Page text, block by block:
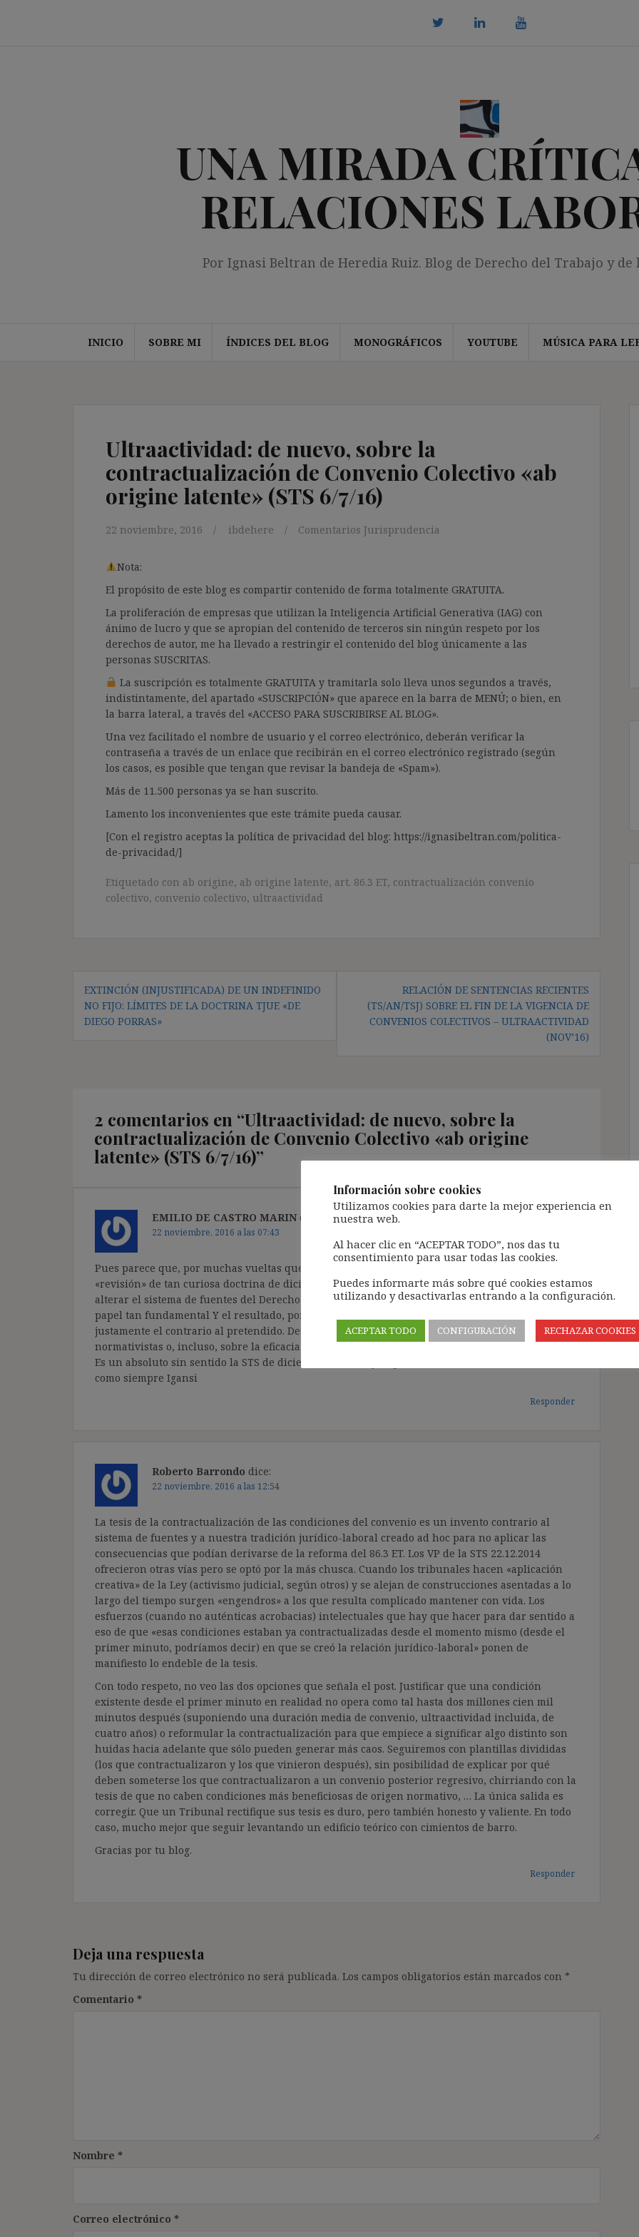
UNA MIRADA
RELACIONES
Por Ignasi Beltran de Heredia Ruiz. Blog de Derecho del Trabajo y de
INICIO SOBRE MI ÍNDICES DEL BLOG MONOGRÁFICOS YOUTUBE MÚSICA PARA
Ultraactividad: de nuevo, sobre la
contractualización de Convenio Colectivo «ab
origine latente» (STS 6/7/16)
22 noviembre, 2016 ibdehere Comentarios Jurisprudencia
Nota:
El propósito de este blog es compartir contenido de forma totalmente GRATUITA.
La proliferación de empresas que utilizan la Inteligencia Artificial Generativa (IAG) con
ánimo de lucro y que se apropian del contenido de terceros sin ningún respeto por los
derechos de autor, me ha llevado a restringir el contenido del blog únicamente a las
personas SUSCRITAS.
La suscripción es totalmente GRATUITA y tramitarla solo lleva unos segundos a través,
indistintamente, del apartado «SUSCRIPCIÓN» que aparece en la barra de MENÚ; o bien, en
la barra lateral, a través del «ACCESO PARA SUSCRIBIRSE AL BLOG».
Una vez facilitado el nombre de usuario y el correo electrónico, deberán verificar la
contraseña a través de un enlace que recibirán en el correo electrónico registrado (según
los casos, es posible que tengan que revisar la bandeja de «Spam»).
Más de 11.500 personas ya se han suscrito.
Lamento los inconvenientes que este trámite pueda causar.
[Con el registro aceptas la política de privacidad del blog: https://ignasibeltran.com/politica-
de-privacidad/]
Etiquetado con ab origine, ab origine latente, art. 86.3 ET, contractualización convenio
colectivo, convenio colectivo, ultraactividad
Navegación
de
entradas
EXTINCIÓN (INJUSTIFICADA) DE UN INDEFINIDO
NO FIJO: LÍMITES DE LA DOCTRINA TJUE «DE
DIEGO PORRAS»
RELACIÓN DE SENTENCIAS RECIENTES
(TS/AN/TSJ) SOBRE EL FIN DE LA VIGENCIA DE
CONVENIOS COLECTIVOS – ULTRAACTIVIDAD
(NOV’16)
2 comentarios en “Ultraactividad: de nuevo, sobre la
contractualización de Convenio Colectivo «ab origine
latente» (STS 6/7/16)”
EMILIO DE CASTRO MARIN dice:
22 noviembre, 2016 a las 07:43
Pues parece que, por muchas vueltas que se le quiera dar, la solución lógica pasaría por la de la
«revisión» de tan curiosa doctrina de diciembre de 2014, en otro caso, se corre el peligro de
alterar el sistema de fuentes del Derecho del Trabajo en el que la autonomía colectiva juega
papel tan fundamental Y el resultado, por tanto querer «proteger» ficticiamente, podría ser
justamente el contrario al pretendido. Después de tanto recorrido entre tesis contractualistas vs
normativistas o, incluso, sobre la eficacia real, para este viaje no se necesitaban estas alforjas…
Es un absoluto sin sentido la STS de diciembre de 2014 y urge su revisión Excelente comentario
como siempre Igansi
Responder
Roberto Barrondo dice:
22 noviembre, 2016 a las 12:54
La tesis de la contractualización de las condiciones del convenio es un invento contrario al
sistema de fuentes y a nuestra tradición jurídico-laboral creado ad hoc para no aplicar las
consecuencias que podían derivarse de la reforma del 86.3 ET. Los VP de la STS 22.12.2014
ofrecieron otras vías pero se optó por la más chusca. Cuando los tribunales hacen «aplicación
creativa» de la Ley (activismo judicial, según otros) y se alejan de construcciones asentadas a lo
largo del tiempo surgen «engendros» a los que resulta complicado mantener con vida. Los
esfuerzos (cuando no auténticas acrobacias) intelectuales que hay que hacer para dar sentido a
eso de que «esas condiciones estaban ya contractualizadas desde el momento mismo (desde el
primer minuto, podríamos decir) en que se creó la relación jurídico-laboral» ponen de
manifiesto lo endeble de la tesis.
Con todo respeto, no veo las dos opciones que señala el post. Justificar que una condición
existente desde el primer minuto en realidad no opera como tal hasta dos millones cien mil
minutos después (suponiendo una duración media de convenio, ultraactividad incluida, de
cuatro años) o reformular la contractualización para que empiece a significar algo distinto son
huidas hacia adelante que sólo pueden generar más caos. Seguiremos con plantillas divididas
(los que contractualizaron y los que vinieron después), sin posibilidad de explicar por qué
deben someterse los que contractualizaron a un convenio posterior regresivo, chirriando con la
tesis de que no caben condiciones más beneficiosas de origen normativo, … La única salida es
corregir. Que un Tribunal rectifique sus tesis es duro, pero también honesto y valiente. En todo
caso, mucho mejor que seguir levantando un edificio teórico con cimientos de barro.
Gracias por tu blog.
Responder
Deja una respuesta
Tu dirección de correo electrónico no será publicada. Los campos obligatorios están marcados con *
Comentario *
Nombre *
Correo electrónico *
Información sobre cookies
Utilizamos cookies para darte la mejor experiencia en
nuestra web.
Al hacer clic en “ACEPTAR TODO”, nos das tu
consentimiento para usar todas las cookies.
Puedes informarte más sobre qué cookies estamos
utilizando y desactivarlas entrando a la configuración.
ACEPTAR TODO CONFIGURACIÓN RECHAZAR COOKIES